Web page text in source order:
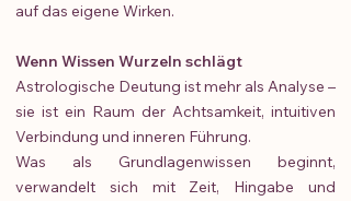
auf das eigene Wirken.
Wenn Wissen Wurzeln schlägt
Astrologische Deutung ist mehr als Analyse –
sie ist ein Raum der Achtsamkeit, intuitiven
Verbindung und inneren Führung.
Was als Grundlagenwissen beginnt,
verwandelt sich mit Zeit, Hingabe und